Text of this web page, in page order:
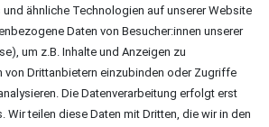
ähnliche Technologien auf unserer Website
Daten von Besucher:innen unserer
um z.B. Inhalte und Anzeigen zu
von Drittanbietern einzubinden oder Zugriffe
Die Datenverarbeitung erfolgt erst
Wir teilen diese Daten mit Dritten, die wir in den